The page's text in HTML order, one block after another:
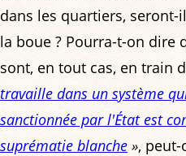
dans les quartiers, seront-
la boue ? Pourra-t-on dire
sont, en tout cas, en train
travaille dans un système
sanctionnée par l'État est
suprématie blanche »,